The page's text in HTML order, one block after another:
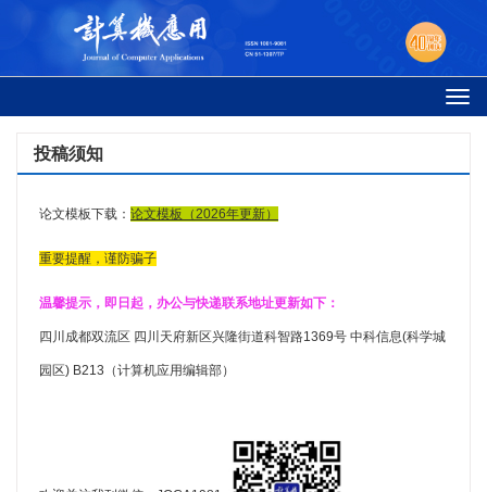
投稿须知
论文模板下载： 论文模板（2026年更新）
重要提醒，谨防骗子
温馨提示，即日起，办公与快递联系地址更新如下：
四川成都双流区 四川天府新区兴隆街道科智路1369号 中科信息(科学城
园区) B213（计算机应用编辑部）